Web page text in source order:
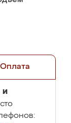
Оплата
и